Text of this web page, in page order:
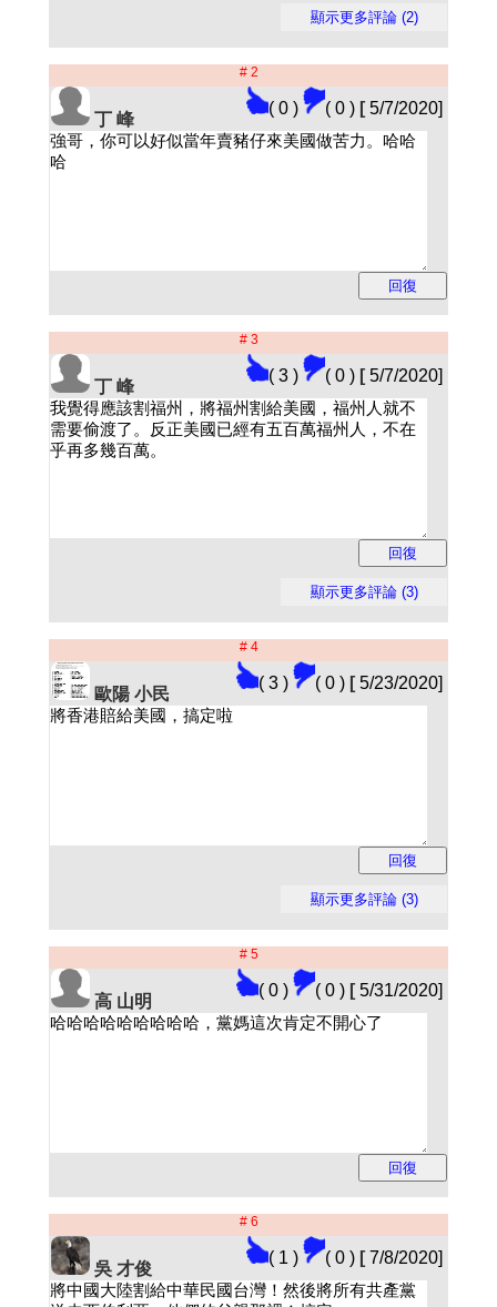
# 2
( 0 ) ( 0 ) [5/7/2020]
丁 峰
# 3
( 3 ) ( 0 ) [5/7/2020]
丁 峰
# 4
( 3 ) ( 0 ) [5/23/2020]
歐陽 小民
# 5
( 0 ) ( 0 ) [5/31/2020]
高 山明
# 6
( 1 ) ( 0 ) [7/8/2020]
吳 才俊